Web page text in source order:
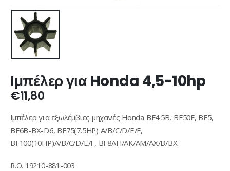
Ιμπέλερ για Honda 4,5-10hp
€11,80
Ιμπέλερ για εξωλέμβιες μηχανές Honda BF4.5B, BF50F, BF5,
BF6B-BX-D6, BF75(7.5HP) A/B/C/D/E/F,
BF100(10HP)A/B/C/D/E/F, BF8AH/AK/AM/AX/B/BX.
R.O. 19210-881-003